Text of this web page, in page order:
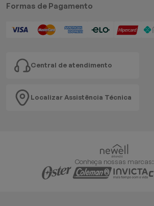
Formas de Pagamento
Central de atendimento
Localizar Assistência Técnica
Conheça nossas marcas: